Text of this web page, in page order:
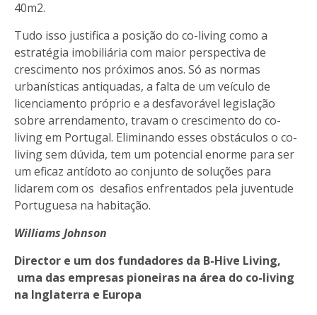
40m2.
Tudo isso justifica a posição do co-living como a
estratégia imobiliária com maior perspectiva de
crescimento nos próximos anos. Só as normas
urbanísticas antiquadas, a falta de um veículo de
licenciamento próprio e a desfavorável legislação
sobre arrendamento, travam o crescimento do co-
living em Portugal. Eliminando esses obstáculos o co-
living sem dúvida, tem um potencial enorme para ser
um eficaz antídoto ao conjunto de soluções para
lidarem com os desafios enfrentados pela juventude
Portuguesa na habitação.
Williams Johnson
Director e um dos fundadores da B-Hive Living,
uma das empresas pioneiras na área do co-living
na Inglaterra e Europa